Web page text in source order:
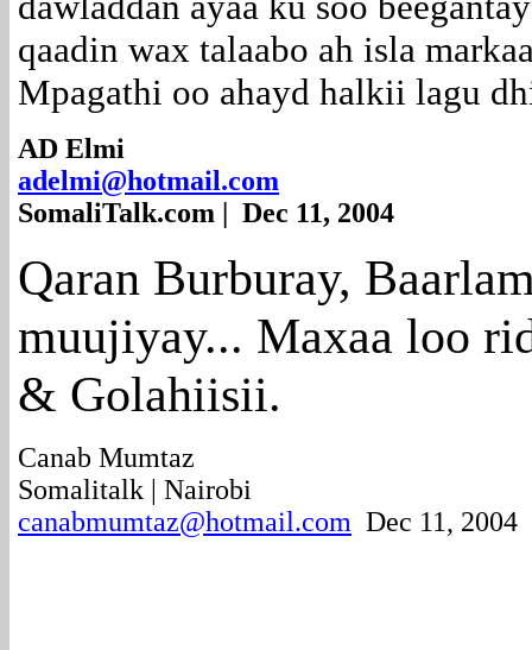
qaadin wax talaabo ah isla
Mpagathi oo ahayd halkii lagu
AD Elmi
adelmi@hotmail.com
SomaliTalk.com | Dec 11, 2004
Qaran Burburay,
muujiyay... Maxaa loo
& Golahiisii.
Canab Mumtaz
Somalitalk | Nairobi
canabmumtaz@hotmail.com Dec 11, 2004